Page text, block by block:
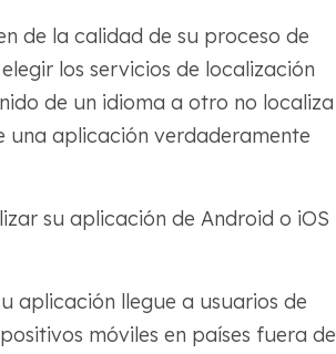
de la calidad de su proceso de
los servicios de localización
de un idioma a otro no localiza
una aplicación verdaderamente
su aplicación de Android o iOS
aplicación llegue a usuarios de
móviles en países fuera de